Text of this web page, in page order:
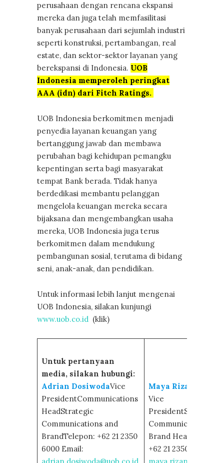
perusahaan dengan rencana ekspansi
mereka dan juga telah memfasilitasi
banyak perusahaan dari sejumlah industri
seperti konstruksi, pertambangan, real
estate, dan sektor-sektor layanan yang
berekspansi di Indonesia. UOB
Indonesia memperoleh peringkat
AAA (idn) dari Fitch Ratings.
UOB Indonesia berkomitmen menjadi
penyedia layanan keuangan yang
bertanggung jawab dan membawa
perubahan bagi kehidupan pemangku
kepentingan serta bagi masyarakat
tempat Bank berada. Tidak hanya
berdedikasi membantu pelanggan
mengelola keuangan mereka secara
bijaksana dan mengembangkan usaha
mereka, UOB Indonesia juga terus
berkomitmen dalam mendukung
pembangunan sosial, terutama di bidang
seni, anak-anak, dan pendidikan.
Untuk informasi lebih lanjut mengenai
UOB Indonesia, silakan kunjungi
www.uob.co.id (klik)
Untuk pertanyaan
media, silakan hubungi:
Adrian DosiwodaVice
PresidentCommunications
HeadStrategic
Communications and
BrandTelepon: +62 21 2350
6000 Email:
Maya Rizano
Vice
PresidentStrategic
Communications
Brand HeadTelepon:
+62 21 2350 6000